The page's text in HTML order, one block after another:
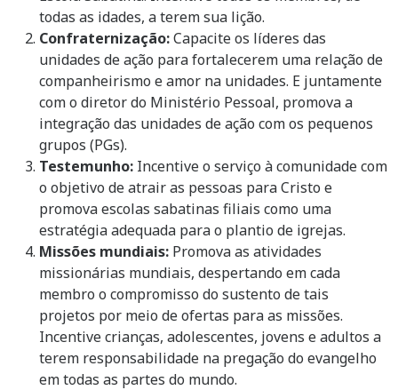
todas as idades, a terem sua lição.
Confraternização:Capacite os líderes das
unidades de ação para fortalecerem uma relação de
companheirismo e amor na unidades. E juntamente
com o diretor do Ministério Pessoal, promova a
integração das unidades de ação com os pequenos
grupos (PGs).
Testemunho: Incentive o serviço à comunidade com
o objetivo de atrair as pessoas para Cristo e
promova escolas sabatinas filiais como uma
estratégia adequada para o plantio de igrejas.
Missões mundiais: Promova as atividades
missionárias mundiais, despertando em cada
membro o compromisso do sustento de tais
projetos por meio de ofertas para as missões.
Incentive crianças, adolescentes, jovens e adultos a
terem responsabilidade na pregação do evangelho
em todas as partes do mundo.